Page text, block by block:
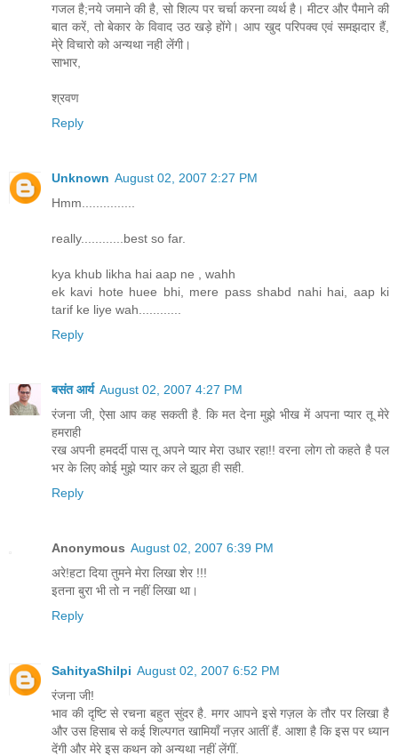
गजल है;नये जमाने की है, सो शिल्प पर चर्चा करना व्यर्थ है। मीटर और पैमाने की
बात करें, तो बेकार के विवाद उठ खड़े होंगे। आप खुद परिपक्व एवं समझदार हैं,
मे्रे विचारो को अन्यथा नही लेंगी।
साभार,
श्रवण
Reply
Unknown August 02, 2007 2:27 PM
Hmm...............
really............best so far.
kya khub likha hai aap ne , wahh
ek kavi hote huee bhi, mere pass shabd nahi hai, aap ki
tarif ke liye wah............
Reply
बसंत आर्य August 02, 2007 4:27 PM
रंजना जी, ऐसा आप कह सकती है. कि मत देना मुझे भीख में अपना प्यार तू मेरे
हमराही
रख अपनी हमदर्दी पास तू अपने प्यार मेरा उधार रहा!! वरना लोग तो कहते है पल
भर के लिए कोई मुझे प्यार कर ले झूठा ही सही.
Reply
Anonymous August 02, 2007 6:39 PM
अरे!हटा दिया तुमने मेरा लिखा शेर !!!
इतना बुरा भी तो न नहीं लिखा था।
Reply
SahityaShilpi August 02, 2007 6:52 PM
रंजना जी!
भाव की दृष्टि से रचना बहुत सुंदर है. मगर आपने इसे गज़ल के तौर पर लिखा है
और उस हिसाब से कई शिल्पगत खामियाँ नज़र आतीं हैं. आशा है कि इस पर ध्यान
देंगी और मेरे इस कथन को अन्यथा नहीं लेंगीं.